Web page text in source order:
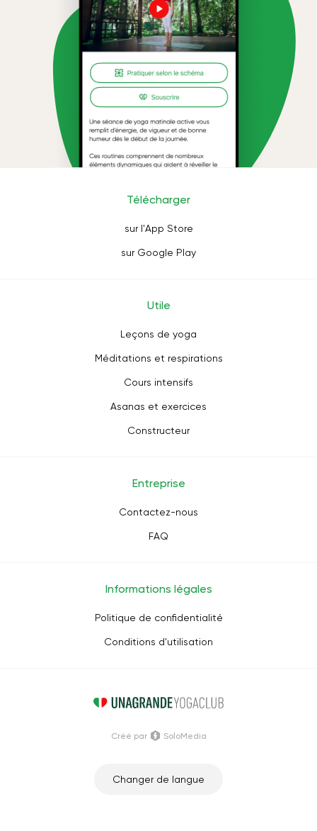
Télécharger
sur l'App Store
sur Google Play
Utile
Leçons de yoga
Méditations et respirations
Cours intensifs
Asanas et exercices
Constructeur
Entreprise
Contactez-nous
FAQ
Informations légales
Politique de confidentialité
Conditions d'utilisation
Changer de langue
Créé par SoloMedia